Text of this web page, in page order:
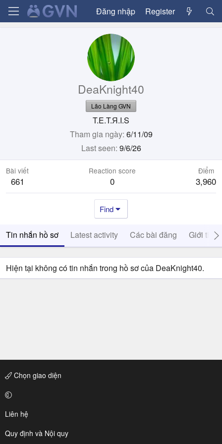
Đăng nhập Register
DeaKnight40
Lão Làng GVN
T.E.T.Я.I.S
Tham gia ngày 6/11/09
Last seen 9/6/26
Bài viết
661
Reaction score
0
Điểm
3,960
Find
Tin nhắn hồ sơ Latest activity Các bài đăng Giới thiệu
Hiện tại không có tin nhắn trong hồ sơ của DeaKnight40.
Chọn giao diện
Liên hệ
Quy định và Nội quy